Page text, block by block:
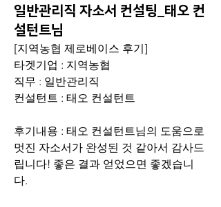
일반관리직 자소서 컨설팅_태오 컨
설턴트님
[지역농협 제로베이스 후기]
타겟기업 : 지역농협
직무 : 일반관리직
컨설턴트 : 태오 컨설턴트
후기내용 : 태오 컨설턴트님의 도움으로
멋진 자소서가 완성된 것 같아서 감사드
립니다! 좋은 결과 얻었으면 좋겠습니
다.